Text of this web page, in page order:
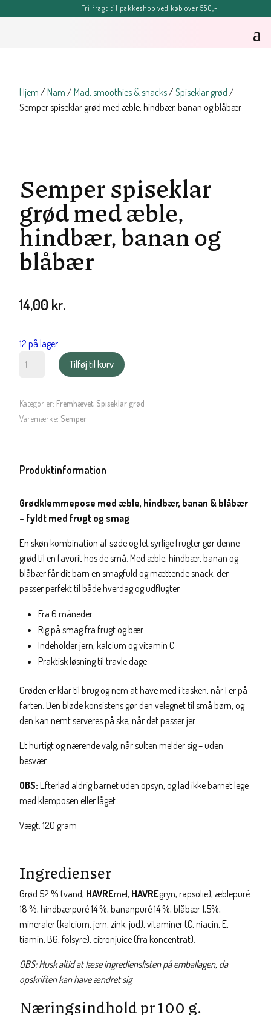
Fri fragt til pakkeshop ved køb over 550,-
Hjem /Nam /Mad, smoothies & snacks/Spiseklar grød /
Semper spiseklar grød med æble, hindbær, banan og blåbær
Semper spiseklar
grød med æble,
hindbær, banan og
blåbær
14,00 kr.
12 på lager
Semper
med
æble,
og
Tilføj til kurv
Kategorier: Fremhævet, Spiseklar grød
Varemærke: Semper
Produktinformation
Grødklemmepose med æble, hindbær, banan & blåbær
– fyldt med frugt og smag
En skøn kombination af søde og let syrlige frugter gør denne
grød til en favorit hos de små. Med æble, hindbær, banan og
blåbær får dit barn en smagfuld og mættende snack, der
passer perfekt til både hverdag og udflugter.
Fra 6 måneder
Rig på smag fra frugt og bær
Indeholder jern, kalcium og vitamin C
Praktisk løsning til travle dage
Grøden er klar til brug og nem at have med i tasken, når I er på
farten. Den bløde konsistens gør den velegnet til små børn, og
den kan nemt serveres på ske, når det passer jer.
Et hurtigt og nærende valg, når sulten melder sig – uden
besvær.
OBS: Efterlad aldrig barnet uden opsyn, og lad ikke barnet lege
med klemposen eller låget.
Vægt: 120 gram
Ingredienser
Grød 52 % (vand, HAVREmel, HAVREgryn, rapsolie), æblepuré
18 %, hindbærpuré 14 %, bananpuré 14 %, blåbær 1,5%,
mineraler (kalcium, jern, zink, jod), vitaminer (C, niacin, E,
tiamin, B6, folsyre), citronjuice (fra koncentrat).
OBS: Husk altid at læse ingredienslisten på emballagen, da
opskriften kan have ændret sig
Næringsindhold pr 100 g.
FERIE-MELDING